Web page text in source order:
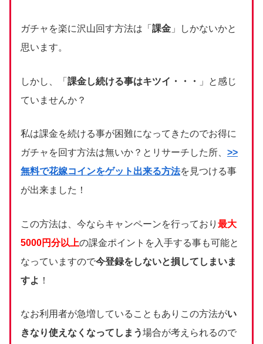
ガチャを楽に沢山回す方法は「 課金 」しかないかと
思います。
しかし、「 課金し続ける事はキツイ・・・
」と感じ
ていませんか？
私は課金を続ける事が困難になってきたのでお得に
ガチャを回す方法は無いか？とリサーチした所、 >>
無料で花嫁コインをゲット出来る方法を見つける事
が出来ました！
この方法は、今ならキャンペーンを行っており 最大
5000円分以上の課金ポイントを入手する事も可能と
なっていますので今登録をしないと損してしまいま
すよ ！
なお利用者が急増していることもありこの方法がい
きなり使えなくなってしまう場合が考えられるので